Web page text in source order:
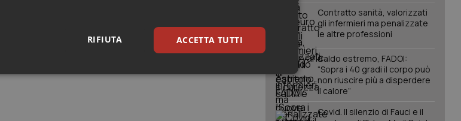
i medici ospedalieri come attori e i pazienti come
che tutto funzioni e possibilmente raggiungere il
Contratto sanità, valorizzati
gli infermieri ma penalizzate
le altre professioni
Caldo estremo, FADOI:
“Sopra i 40 gradi il corpo può
non riuscire più a disperdere
il calore”
Covid. Il silenzio di Fauci e il
ACCETTA TUTTI
RIFIUTA
Statistici Marketing